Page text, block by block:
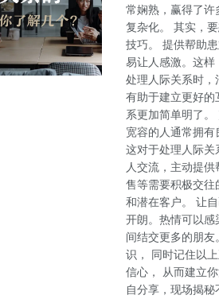
常娴熟，赢得了
复杂化。 其实，
技巧。 提供帮助
易让人感激。这
处理人际关系时
有助于建立更好的
系更加简单明了。
宽容的人通常拥有
这对于处理人际
人交流，主动提
售等需要积极交
和潜在客户。 让
开朗。热情可以
间结交更多的朋
识， 同时记住以
信心， 从而建立
自分享，现场揭